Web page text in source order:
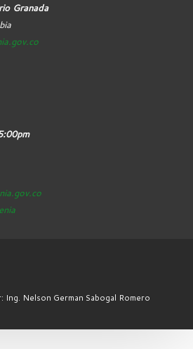
Granada
Nelson German Sabogal Romero